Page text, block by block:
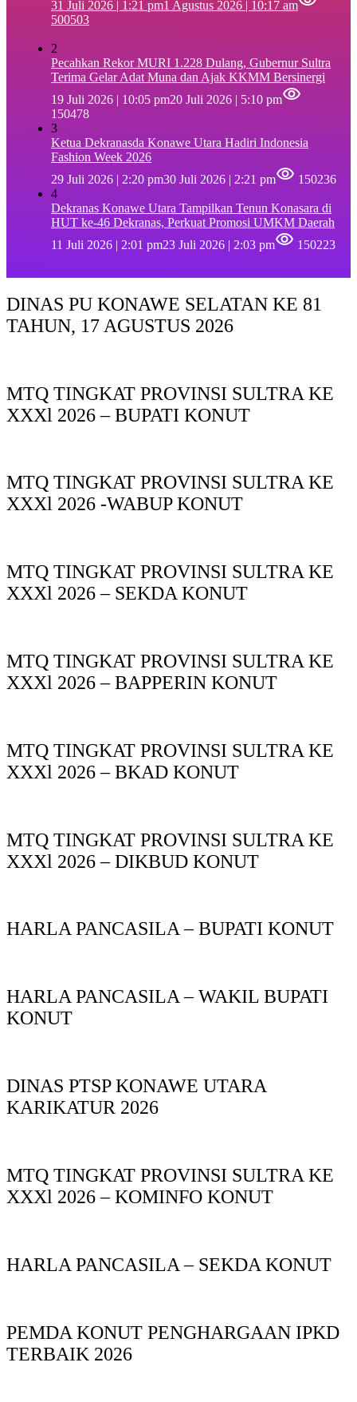
31 Juli 2026 | 1:21 pm1 Agustus 2026 | 10:17 am
500503
2
Pecahkan Rekor MURI 1.228 Dulang, Gubernur Sultra
Terima Gelar Adat Muna dan Ajak KKMM Bersinergi
19 Juli 2026 | 10:05 pm20 Juli 2026 | 5:10 pm
150478
3
Ketua Dekranasda Konawe Utara Hadiri Indonesia
Fashion Week 2026
29 Juli 2026 | 2:20 pm30 Juli 2026 | 2:21 pm
150236
4
Dekranas Konawe Utara Tampilkan Tenun Konasara di
HUT ke-46 Dekranas, Perkuat Promosi UMKM Daerah
11 Juli 2026 | 2:01 pm23 Juli 2026 | 2:03 pm 150223
DINAS PU KONAWE SELATAN KE 81
TAHUN, 17 AGUSTUS 2026
MTQ TINGKAT PROVINSI SULTRA KE
XXXl 2026 – BUPATI KONUT
MTQ TINGKAT PROVINSI SULTRA KE
XXXl 2026 -WABUP KONUT
MTQ TINGKAT PROVINSI SULTRA KE
XXXl 2026 – SEKDA KONUT
MTQ TINGKAT PROVINSI SULTRA KE
XXXl 2026 – BAPPERIN KONUT
MTQ TINGKAT PROVINSI SULTRA KE
XXXl 2026 – BKAD KONUT
MTQ TINGKAT PROVINSI SULTRA KE
XXXl 2026 – DIKBUD KONUT
HARLA PANCASILA – BUPATI KONUT
HARLA PANCASILA – WAKIL BUPATI
KONUT
DINAS PTSP KONAWE UTARA
KARIKATUR 2026
MTQ TINGKAT PROVINSI SULTRA KE
XXXl 2026 – KOMINFO KONUT
HARLA PANCASILA – SEKDA KONUT
PEMDA KONUT PENGHARGAAN IPKD
TERBAIK 2026